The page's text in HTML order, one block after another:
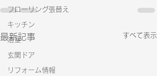
フローリング張替え
キッチン
浴室
玄関ドア
リフォーム情報
最新記事 すべて表示